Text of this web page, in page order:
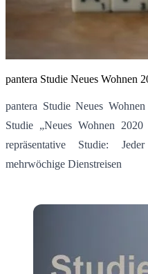
pantera Studie Neues Wohnen
pantera Studie Neues
Studie „Neues Wohnen
repräsentative Studie:
mehrwöchige Dienstreisen